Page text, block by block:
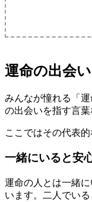
運命の出会
みんなが憧れる「
の出会いを指す言葉
ここではその代表的
一緒にいると安
運命の人とは一緒
います。二人でい